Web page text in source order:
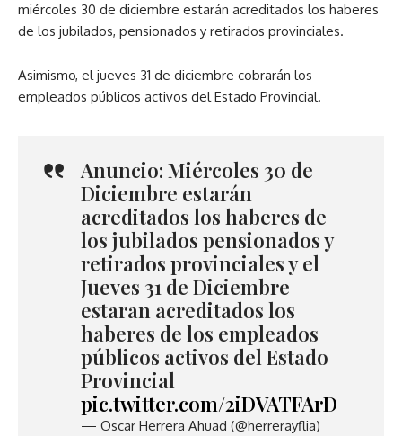
miércoles 30 de diciembre estarán acreditados los haberes
de los jubilados, pensionados y retirados provinciales.
Asimismo, el jueves 31 de diciembre cobrarán los
empleados públicos activos del Estado Provincial.
Anuncio: Miércoles 30 de
Diciembre estarán
acreditados los haberes de
los jubilados pensionados y
retirados provinciales y el
Jueves 31 de Diciembre
estaran acreditados los
haberes de los empleados
públicos activos del Estado
Provincial
pic.twitter.com/2iDVATFArD
— Oscar Herrera Ahuad (@herrerayflia)